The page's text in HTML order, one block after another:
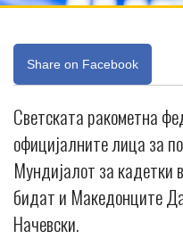
Share on Facebook
Светската ракометна
официјалните лица за
Мундијалот за кадетки
бидат и Македонците
Начевски.